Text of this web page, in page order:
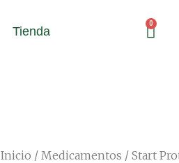
Tienda Cart
Inicio / Medicamentos / Start